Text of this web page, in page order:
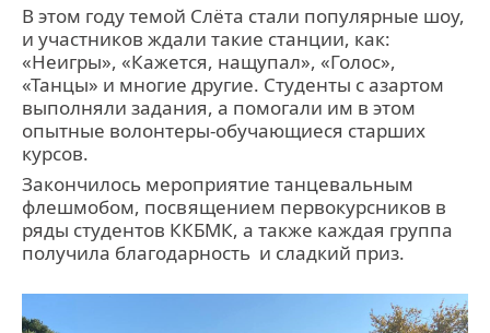
В этом году темой Слёта стали популярные шоу,
и участников ждали такие станции, как:
«Неигры», «Кажется, нащупал», «Голос»,
«Танцы» и многие другие. Студенты с азартом
выполняли задания, а помогали им в этом
опытные волонтеры-обучающиеся старших
курсов.
Закончилось мероприятие танцевальным
флешмобом, посвящением первокурсников в
ряды студентов ККБМК, а также каждая группа
получила благодарность и сладкий приз.